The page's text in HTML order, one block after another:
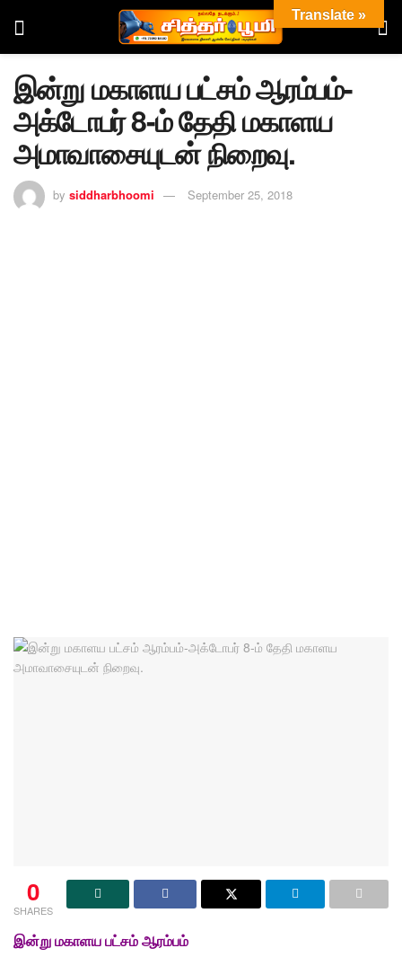
இன்று மகாளய பட்சம் ஆரம்பம்-
அக்டோபர் 8-ம் தேதி மகாளய
அமாவாசையுடன் நிறைவு.
by siddharbhoomi September 25, 2018
0
SHARES
இன்று மகாளய பட்சம் ஆரம்பம்
Translate »